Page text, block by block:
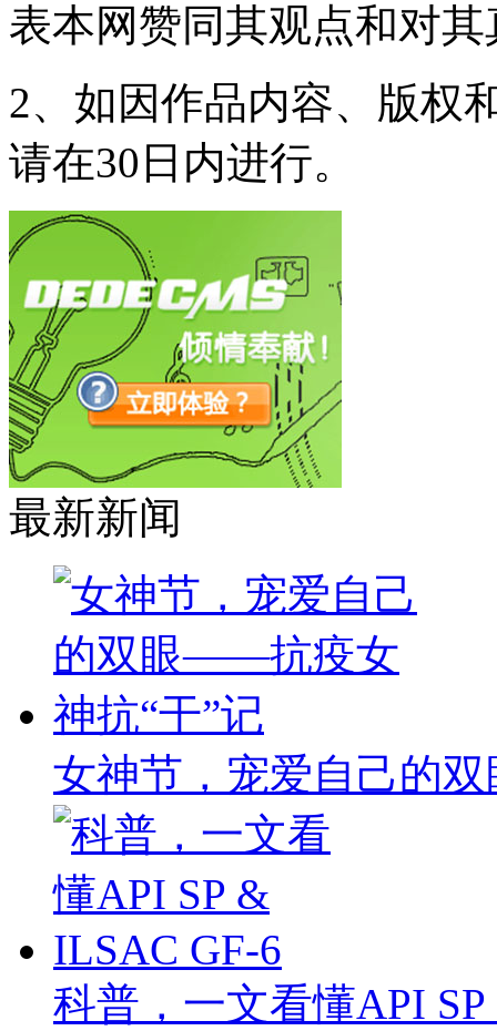
表本网赞同其观点和对
2、如因作品内容、版权
请在30日内进行。
最新新闻
女神节，宠爱自己的
科普，一文看懂API